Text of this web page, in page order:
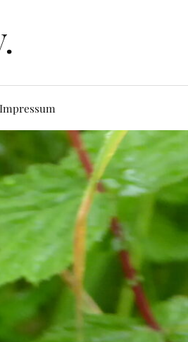
Impressum